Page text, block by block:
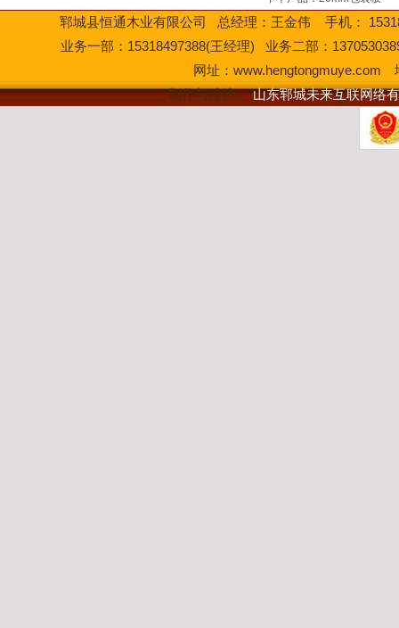
郓城县恒通木业有限公司 总经理：王金伟 手机：
业务一部：15318497388(王经理) 业务二部：
网址： www.hengtongmuye.com
制作与维护山东郓城未来互联网络